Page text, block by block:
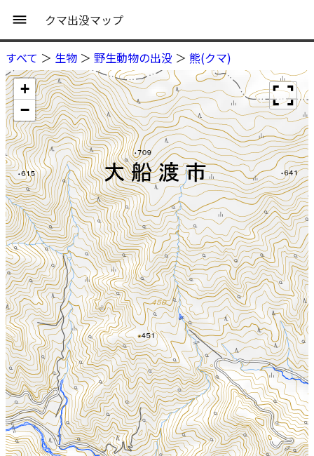
クマ出没マップ
すべて ＞ 生物 ＞ 野生動物の出没 ＞ 熊(クマ)
+
−